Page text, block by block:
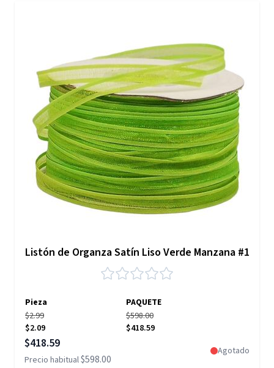
Listón de Organza Satín Liso Verde Manzana #1
Pieza
PAQUETE
$2.99
$2.09
$598.00
$418.59
Precio especial
$418.59
Precio habitual$598.00
Agotado